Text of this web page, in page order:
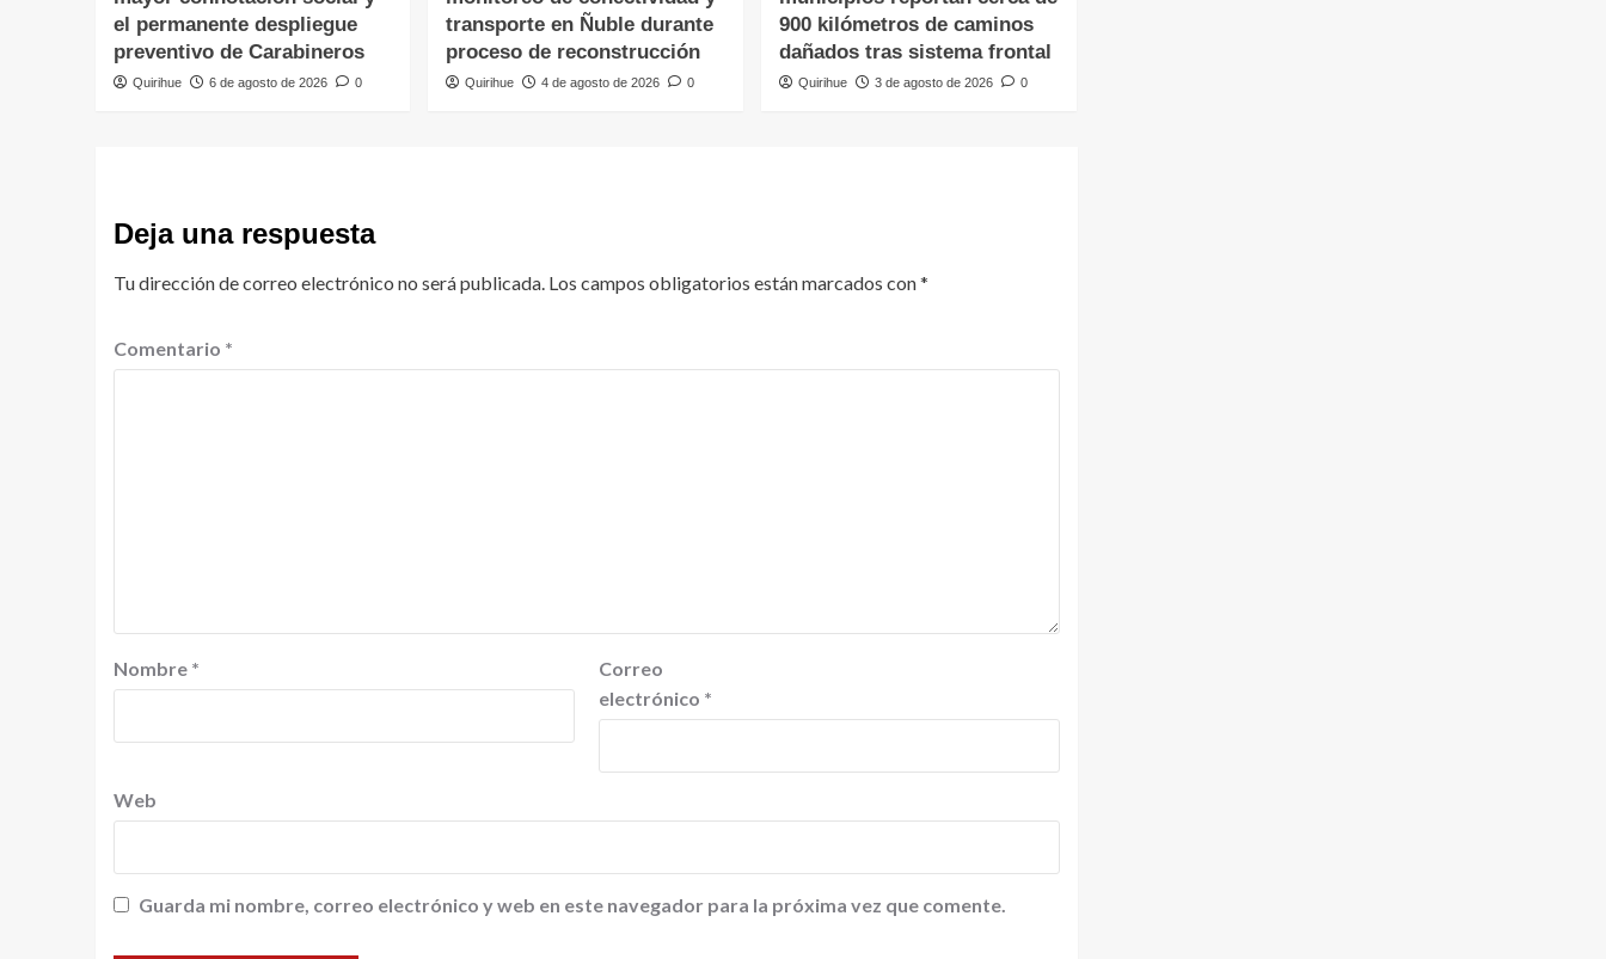
el permanente despliegue
preventivo de Carabineros
Quirihue 6 de agosto de 2026 0
transporte en Ñuble durante
proceso de reconstrucción
Quirihue 4 de agosto de 2026 0
900 kilómetros de caminos
dañados tras sistema frontal
Quirihue 3 de agosto de 2026 0
Deja una respuesta
Tu dirección de correo electrónico no será publicada. Los campos obligatorios están marcados con*
Comentario *
Nombre *
Correo
electrónico *
Web
Guarda mi nombre, correo electrónico y web en este navegador para la próxima vez que comente.